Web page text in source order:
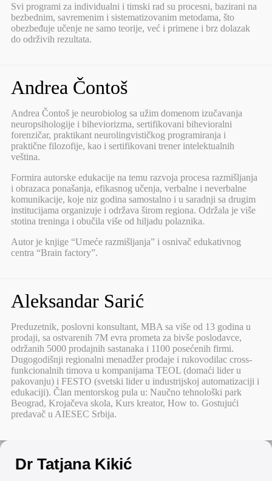
Svi programi za individualni i timski rad su procesni, bazirani na
bezbednim, savremenim i sistematizovanim metodama, što
obezbeđuje učenje ne samo teorije, već i primene i brz dolazak
do održivih rezultata.
Andrea Čontoš
Andrea Čontoš je neurobiolog sa užim domenom izučavanja
neuropsihologije i biheviorizma, sertifikovani bihevioralni
forenzičar, praktikant neurolingvističkog programiranja i
praktične filozofije, kao i sertifikovani trener intelektualnih
veština.
Formira autorske edukacije na temu razvoja procesa razmišljanja
i obrazaca ponašanja, efikasnog učenja, verbalne i neverbalne
komunikacije, koje niz godina samostalno i u saradnji sa drugim
institucijama organizuje i održava širom regiona. Održala je više
stotina treninga i obučila više od hiljadu polaznika.
Autor je knjige “Umeće razmišljanja” i osnivač edukativnog
centra “Brain factory”.
Aleksandar Sarić
Preduzetnik, poslovni konsultant, MBA sa više od 13 godina u
prodaji, sa ostvarenih 7M evra prometa za bivše poslodavce,
održanih 5000 prodajnih sastanaka i 1100 posećenih firmi.
Dugogodišnji regionalni menadžer prodaje i rukovodilac cross-
funkcionalnih timova u kompanijama TEOL (domaći lider u
pakovanju) i FESTO (svetski lider u industrijskoj automatizaciji i
edukaciji). Član mentorskog pula u: Naučno tehnološki park
Beograd, Krojačeva skola, Kurs kreator, How to. Gostujući
predavač u AIESEC Srbija.
Dr Tatjana Kikić